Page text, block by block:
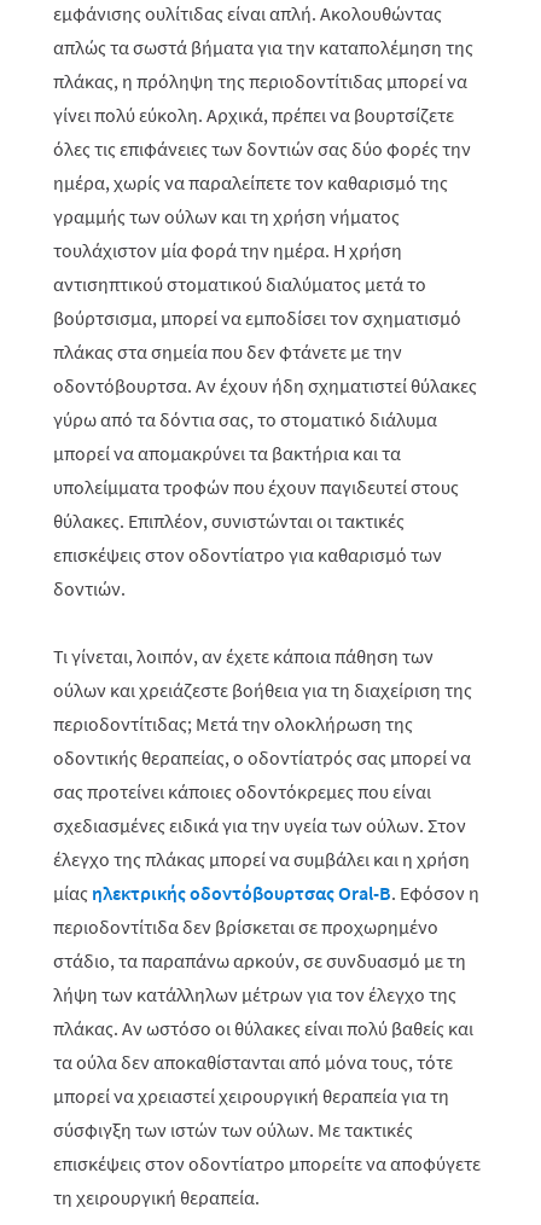
εμφάνισης ουλίτιδας είναι απλή. Ακολουθώντας
απλώς τα σωστά βήματα για την καταπολέμηση της
πλάκας, η πρόληψη της περιοδοντίτιδας μπορεί να
γίνει πολύ εύκολη. Αρχικά, πρέπει να βουρτσίζετε
όλες τις επιφάνειες των δοντιών σας δύο φορές την
ημέρα, χωρίς να παραλείπετε τον καθαρισμό της
γραμμής των ούλων και τη χρήση νήματος
τουλάχιστον μία φορά την ημέρα. Η χρήση
αντισηπτικού στοματικού διαλύματος μετά το
βούρτσισμα, μπορεί να εμποδίσει τον σχηματισμό
πλάκας στα σημεία που δεν φτάνετε με την
οδοντόβουρτσα. Αν έχουν ήδη σχηματιστεί θύλακες
γύρω από τα δόντια σας, το στοματικό διάλυμα
μπορεί να απομακρύνει τα βακτήρια και τα
υπολείμματα τροφών που έχουν παγιδευτεί στους
θύλακες. Επιπλέον, συνιστώνται οι τακτικές
επισκέψεις στον οδοντίατρο για καθαρισμό των
δοντιών.
Τι γίνεται, λοιπόν, αν έχετε κάποια πάθηση των
ούλων και χρειάζεστε βοήθεια για τη διαχείριση της
περιοδοντίτιδας; Μετά την ολοκλήρωση της
οδοντικής θεραπείας, ο οδοντίατρός σας μπορεί να
σας προτείνει κάποιες οδοντόκρεμες που είναι
σχεδιασμένες ειδικά για την υγεία των ούλων. Στον
έλεγχο της πλάκας μπορεί να συμβάλει και η χρήση
μίας ηλεκτρικής οδοντόβουρτσας Oral-B. Εφόσον η
περιοδοντίτιδα δεν βρίσκεται σε προχωρημένο
στάδιο, τα παραπάνω αρκούν, σε συνδυασμό με τη
λήψη των κατάλληλων μέτρων για τον έλεγχο της
πλάκας. Αν ωστόσο οι θύλακες είναι πολύ βαθείς και
τα ούλα δεν αποκαθίστανται από μόνα τους, τότε
μπορεί να χρειαστεί χειρουργική θεραπεία για τη
σύσφιγξη των ιστών των ούλων. Με τακτικές
επισκέψεις στον οδοντίατρο μπορείτε να αποφύγετε
τη χειρουργική θεραπεία.